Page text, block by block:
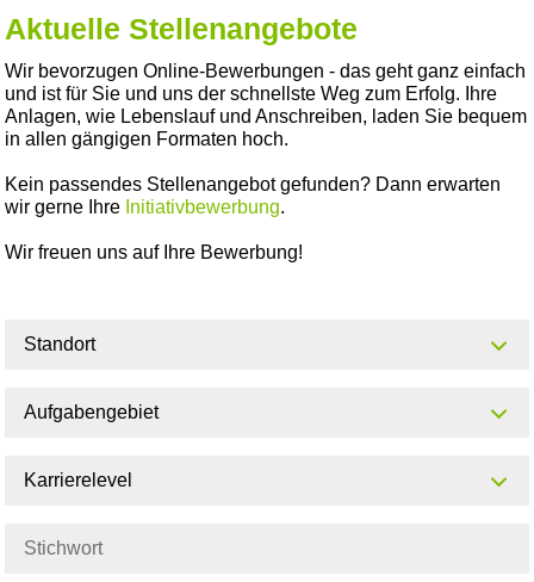
Aktuelle Stellenangebote
Wir bevorzugen Online-Bewerbungen - das geht ganz einfach
und ist für Sie und uns der schnellste Weg zum Erfolg. Ihre
Anlagen, wie Lebenslauf und Anschreiben, laden Sie bequem
in allen gängigen Formaten hoch.
Kein passendes Stellenangebot gefunden? Dann erwarten
wir gerne Ihre Initiativbewerbung.
Wir freuen uns auf Ihre Bewerbung!
Standort
Aufgabengebiet
Karrierelevel